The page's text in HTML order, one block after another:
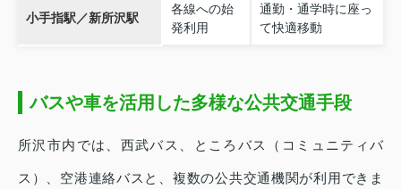
小手指駅／新所沢駅
各線への始
発利用
通勤・通学時に座っ
て快適移動
バスや車を活用した多様な公共交通手段
所沢市内では、西武バス、ところバス（コミュニティバ
ス）、空港連絡バスと、複数の公共交通機関が利用できま